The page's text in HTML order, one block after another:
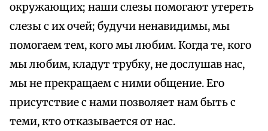
окружающих; наши слезы помогают утереть
слезы с их очей; будучи ненавидимы, мы
помогаем тем, кого мы любим. Когда те, кого
мы любим, кладут трубку, не дослушав нас,
мы не прекращаем с ними общение. Его
присутствие с нами позволяет нам быть с
теми, кто отказывается от нас.